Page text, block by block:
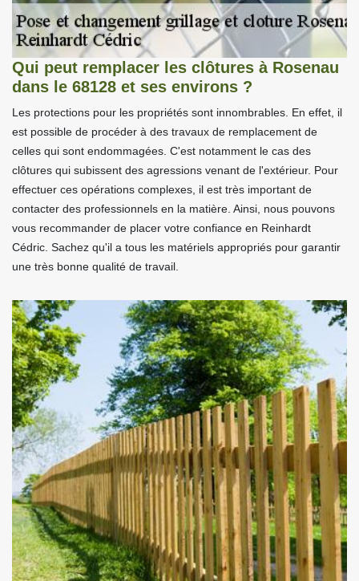
Qui peut remplacer les clôtures à Rosenau
dans le 68128 et ses environs ?
Les protections pour les propriétés sont innombrables. En effet, il
est possible de procéder à des travaux de remplacement de
celles qui sont endommagées. C'est notamment le cas des
clôtures qui subissent des agressions venant de l'extérieur. Pour
effectuer ces opérations complexes, il est très important de
contacter des professionnels en la matière. Ainsi, nous pouvons
vous recommander de placer votre confiance en Reinhardt
Cédric. Sachez qu'il a tous les matériels appropriés pour garantir
une très bonne qualité de travail.